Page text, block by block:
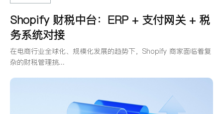
Shopify 财税中台：ERP + 支付网关 + 税
务系统对接
在电商行业全球化、规模化发展的趋势下，Shopify 商家面临着复
杂的财税管理挑...